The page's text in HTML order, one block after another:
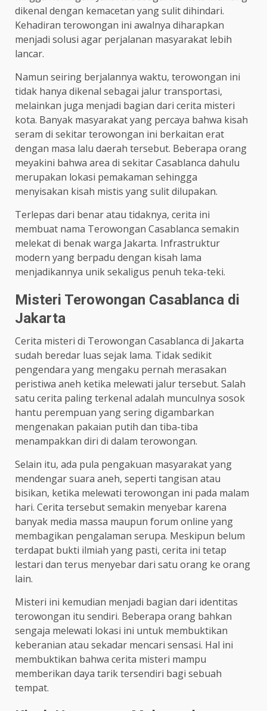
dikenal dengan kemacetan yang sulit dihindari.
Kehadiran terowongan ini awalnya diharapkan
menjadi solusi agar perjalanan masyarakat lebih
lancar.
Namun seiring berjalannya waktu, terowongan ini
tidak hanya dikenal sebagai jalur transportasi,
melainkan juga menjadi bagian dari cerita misteri
kota. Banyak masyarakat yang percaya bahwa kisah
seram di sekitar terowongan ini berkaitan erat
dengan masa lalu daerah tersebut. Beberapa orang
meyakini bahwa area di sekitar Casablanca dahulu
merupakan lokasi pemakaman sehingga
menyisakan kisah mistis yang sulit dilupakan.
Terlepas dari benar atau tidaknya, cerita ini
membuat nama Terowongan Casablanca semakin
melekat di benak warga Jakarta. Infrastruktur
modern yang berpadu dengan kisah lama
menjadikannya unik sekaligus penuh teka-teki.
Misteri Terowongan Casablanca di
Jakarta
Cerita misteri di Terowongan Casablanca di Jakarta
sudah beredar luas sejak lama. Tidak sedikit
pengendara yang mengaku pernah merasakan
peristiwa aneh ketika melewati jalur tersebut. Salah
satu cerita paling terkenal adalah munculnya sosok
hantu perempuan yang sering digambarkan
mengenakan pakaian putih dan tiba-tiba
menampakkan diri di dalam terowongan.
Selain itu, ada pula pengakuan masyarakat yang
mendengar suara aneh, seperti tangisan atau
bisikan, ketika melewati terowongan ini pada malam
hari. Cerita tersebut semakin menyebar karena
banyak media massa maupun forum online yang
membagikan pengalaman serupa. Meskipun belum
terdapat bukti ilmiah yang pasti, cerita ini tetap
lestari dan terus menyebar dari satu orang ke orang
lain.
Misteri ini kemudian menjadi bagian dari identitas
terowongan itu sendiri. Beberapa orang bahkan
sengaja melewati lokasi ini untuk membuktikan
keberanian atau sekadar mencari sensasi. Hal ini
membuktikan bahwa cerita misteri mampu
memberikan daya tarik tersendiri bagi sebuah
tempat.